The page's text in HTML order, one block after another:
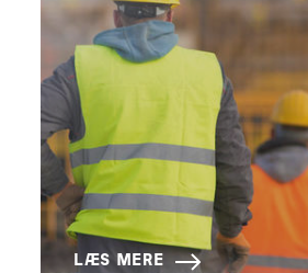
LÆS MERE